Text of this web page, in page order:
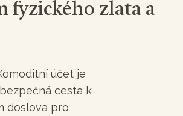
fyzického zlata a
účet je
cesta k
doslova pro